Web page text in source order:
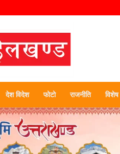
हिलखण्ड
देश विदेश फोटो राजनीति विशेष